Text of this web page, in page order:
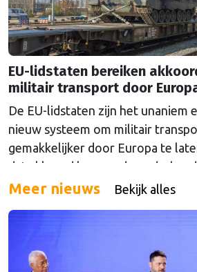
EU-lidstaten bereiken
militair transport door
De EU-lidstaten zijn het unaniem
nieuw systeem om militair
gemakkelijker door Europa te
dat akkoord kunnen de
Europees Parlement beginnen
personeel en …
Continued
Meer nieuws Bekijk alles